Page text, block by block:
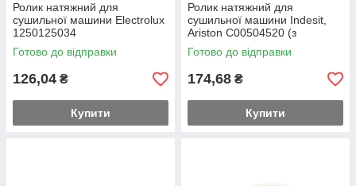
Ролик натяжний для
сушильної машини Electrolux
1250125034
Готово до відправки
126,04 ₴
Купити
Ролик натяжний для
сушильної машини Indesit,
Ariston C00504520 (з
кронштейном)
Готово до відправки
174,68 ₴
Купити